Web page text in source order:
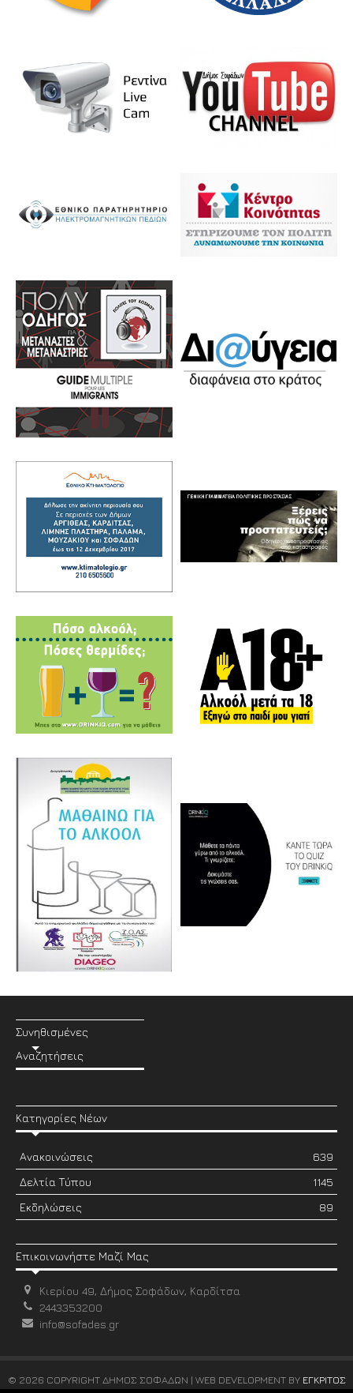
Συνηθισμένες
Αναζητήσεις
Κατηγορίες Νέων
Ανακοινώσεις
639
Δελτία Τύπου
1145
Εκδηλώσεις
89
Επικοινωνήστε Μαζί Μας
Κιερίου 49, Δήμος Σοφάδων, Καρδίτσα
2443353200
info@sofades.gr
© 2026 COPYRIGHT ΔΗΜΟΣ ΣΟΦΑΔΩΝ | WEB DEVELOPMENT BY ΕΓΚΡΙΤΟΣ